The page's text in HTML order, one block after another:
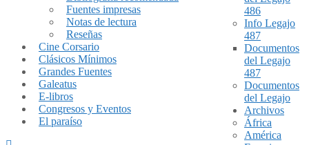
Fuentes impresas
Notas de lectura
Reseñas
Cine Corsario
Clásicos Mínimos
Grandes Fuentes
Galeatus
E-libros
Congresos y Eventos
El paraíso
486
Info Legajo
487
Documentos
del Legajo
487
Documentos
del Legajo
Archivos
África
América